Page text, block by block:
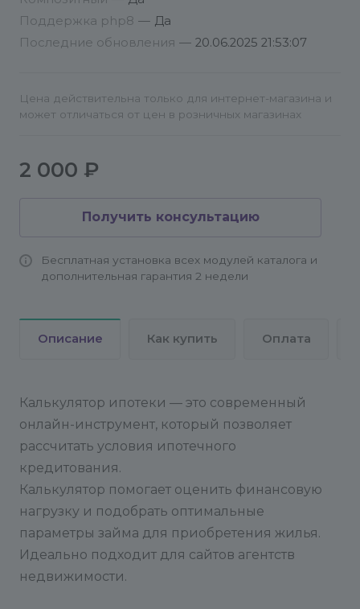
Поддержка php8 — Да
Последние обновления — 20.06.2025 21:53:07
Цена действительна только для интернет-магазина и
может отличаться от цен в розничных магазинах
2 000 ₽
Получить консультацию
Бесплатная установка всех модулей каталога и
дополнительная гарантия 2 недели
Описание Как купить Оплата
Калькулятор ипотеки — это современный
онлайн-инструмент, который позволяет
рассчитать условия ипотечного
кредитования.
Калькулятор помогает оценить финансовую
нагрузку и подобрать оптимальные
параметры займа для приобретения жилья.
Идеально подходит для сайтов агентств
недвижимости.